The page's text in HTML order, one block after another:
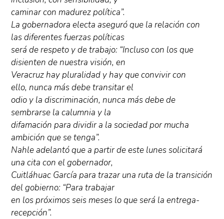
caminar con madurez política”.
La gobernadora electa aseguró que la relación con
las diferentes fuerzas políticas
será de respeto y de trabajo: “Incluso con los que
disienten de nuestra visión, en
Veracruz hay pluralidad y hay que convivir con
ello, nunca más debe transitar el
odio y la discriminación, nunca más debe de
sembrarse la calumnia y la
difamación para dividir a la sociedad por mucha
ambición que se tenga”.
Nahle adelantó que a partir de este lunes solicitará
una cita con el gobernador,
Cuitláhuac García para trazar una ruta de la transición
del gobierno: “Para trabajar
en los próximos seis meses lo que será la entrega-
recepción”.